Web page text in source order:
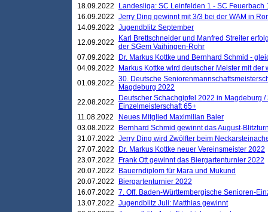
18.09.2022
Landesliga: SC Leinfelden 1 - SC Feuerbach
16.09.2022 Jerry Ding gewinnt mit 3/3 bei der WAM in
14.09.2022 Jugendblitz September
12.09.2022
Karl Brettschneider und Manfred Streiter
der SGem Vaihingen-Rohr
07.09.2022
Dr. Markus Kottke und Bernhard Schmid -
04.09.2022
Markus Kottke wird deutscher Meister mit
01.09.2022 30. Deutsche
Magdeburg 2022
22.08.2022
Deutscher Schachgipfel 2022 in Magdeburg
Einzelmeisterschaft 65+
11.08.2022
Neues Mitglied Maximilian Baier
03.08.2022
Bernhard Schmid gewinnt das August-
31.07.2022 Jerry Ding wird Zwölfter beim
27.07.2022
Dr. Markus Kottke neuer Vereinsmeister 2022
23.07.2022
Frank Ott gewinnt das Biergartenturnier 2022
20.07.2022
Bauerndiplom für Mara und Mukund
20.07.2022
Biergartenturnier 2022
16.07.2022 7. Off. Baden-Württembergische Senioren-
13.07.2022 Jugendblitz Juli: Matthias gewinnt